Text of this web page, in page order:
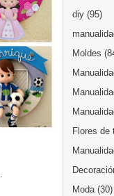
diy (95)
Moldes
Flores de
Moda (30)